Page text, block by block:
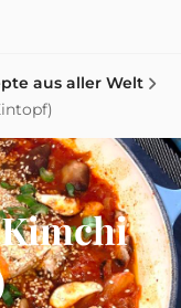
aus aller Welt